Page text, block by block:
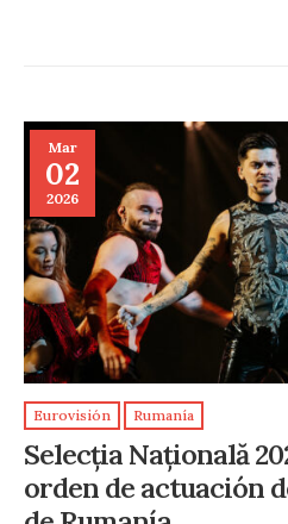
Mar
02
2026
Eurovisión Rumanía
Selecția Națională
orden de actuación